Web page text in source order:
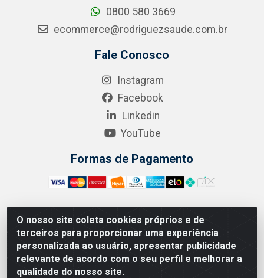
O nosso site coleta cookies próprios e de
terceiros para proporcionar uma experiência
personalizada ao usuário, apresentar publicidade
relevante de acordo com o seu perfil e melhorar a
qualidade do nosso site.
0800 580 3669
ecommerce@rodriguezsaude.com.br
Fale Conosco
Instagram
Facebook
Linkedin
YouTube
Formas de Pagamento
A.R. RODRIGUEZ SOLUÇÕES EM SAÚDE - Endereço Av.
Joaquim Nabuco, 2235 - Centro, Manaus - AM, CEP
69020-031 - CNPJ 04.562.591/0001-41